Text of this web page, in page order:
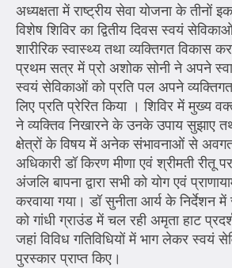
अध्यक्षता में राष्ट्रीय सेवा योजना के तीनों
विशेष शिविर का द्वितीय दिवस स्वयं
शारीरिक स्वास्थ्य तथा व्यक्तिगत विकास
प्रथम सत्र में प्रो अशोक सोनी ने अपने
स्वयं सेविकाओं को प्रति पल अपने
लिए प्रति प्रेरित किया । शिविर में मुख्य
ने व्यक्तिव निखारने के उनके उपाय सुझाए
क्षेत्रों के विषय में अनेक संभावनाओं से
अधिकारी डॉ किरण मीणा एवं श्रीमती रीतू
अंजलि बापना द्वारा सभी को योग एवं
करवाया गया। डॉ सुनीता आर्य के निर्देशन
को गांधी ग्राउंड में चल रही अमृता हाट
जहां विविध गतिविधियों में भाग लेकर
पुरस्कार प्राप्त किए।